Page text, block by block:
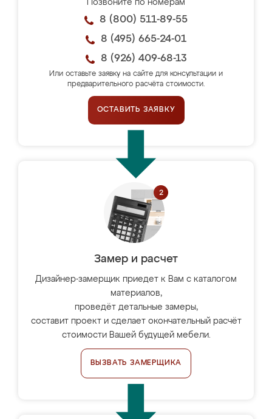
Позвоните по номерам
8 (800) 511-89-55
8 (495) 665-24-01
8 (926) 409-68-13
Или оставьте заявку на сайте для консультации и
предварительного расчёта стоимости.
ОСТАВИТЬ ЗАЯВКУ
Замер и расчет
Дизайнер-замерщик приедет к Вам с каталогом
материалов,
проведёт детальные замеры,
составит проект и сделает окончательный расчёт
стоимости Вашей будущей мебели.
ВЫЗВАТЬ ЗАМЕРЩИКА